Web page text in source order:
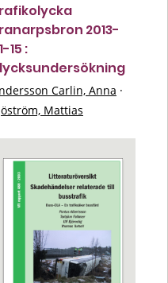
2013-
15 :
Carlin, Anna ·
Mattias